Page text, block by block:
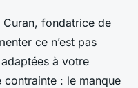
Curan, fondatrice de
ce n’est pas
à votre
: le manque